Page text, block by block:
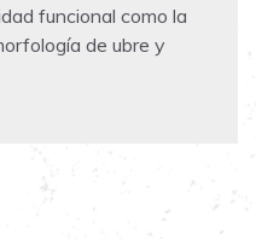
funcional como la
de ubre y